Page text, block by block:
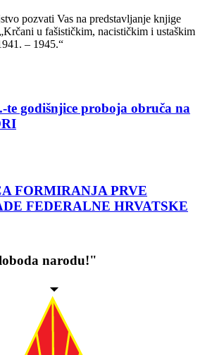
pozvati Vas na predstavljanje knjige
u fašističkim, nacističkim i ustaškim
– 1945.“
te godišnjice proboja obruča na
FORMIRANJA PRVE
FEDERALNE HRVATSKE
narodu!"